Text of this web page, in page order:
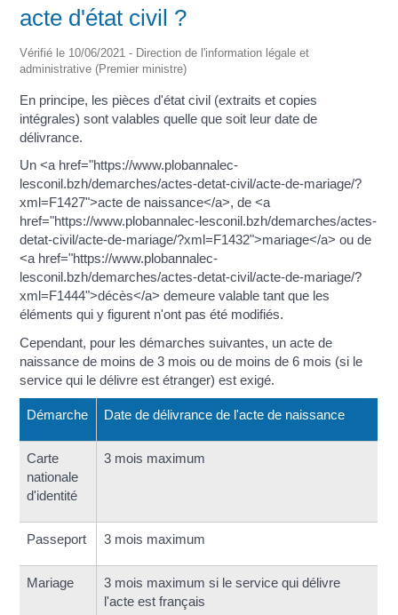
acte d'état civil ?
Vérifié le 10/06/2021 - Direction de l'information légale et
administrative (Premier ministre)
En principe, les pièces d'état civil (extraits et copies
intégrales) sont valables quelle que soit leur date de
délivrance.
Un <a href="https://www.plobannalec-
lesconil.bzh/demarches/actes-detat-civil/acte-de-mariage/?
xml=F1427">acte de naissance</a>, de <a
href="https://www.plobannalec-lesconil.bzh/demarches/actes-
detat-civil/acte-de-mariage/?xml=F1432">mariage</a> ou de
<a href="https://www.plobannalec-
lesconil.bzh/demarches/actes-detat-civil/acte-de-mariage/?
xml=F1444">décès</a> demeure valable tant que les
éléments qui y figurent n'ont pas été modifiés.
Cependant, pour les démarches suivantes, un acte de
naissance de moins de 3 mois ou de moins de 6 mois (si le
service qui le délivre est étranger) est exigé.
Démarche Date de délivrance de l'acte de naissance
Carte
nationale
d'identité
3 mois maximum
Passeport 3 mois maximum
Mariage
3 mois maximum si le service qui délivre
l'acte est français